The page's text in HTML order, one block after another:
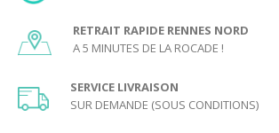
RETRAIT RAPIDE RENNES NORD
A 5 MINUTES DE LA ROCADE !
SERVICE LIVRAISON
SUR DEMANDE (SOUS CONDITIONS)